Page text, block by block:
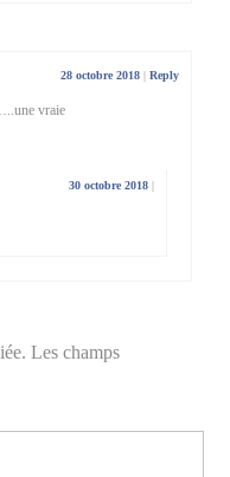
28 octobre 2018 Reply
vraie
30 octobre 2018
Les champs